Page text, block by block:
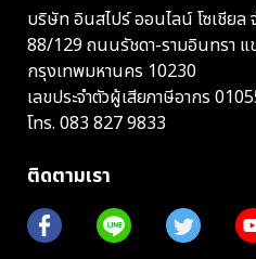
บริษัท อินสไปร์ ออนไลน์ โซเชียล
88/129 ถนนรัชดา-รามอินทรา แ
กรุงเทพมหานคร 10230
เลขประจำตัวผู้เสียภาษีอากร
โทร. 083 827 9833
ติดตามเรา